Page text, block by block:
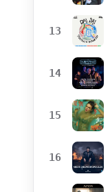
13
14
15
16